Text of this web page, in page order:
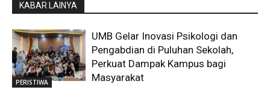
KABAR LAINYA
PERISTIWA
UMB Gelar Inovasi Psikologi dan
Pengabdian di Puluhan Sekolah,
Perkuat Dampak Kampus bagi
Masyarakat